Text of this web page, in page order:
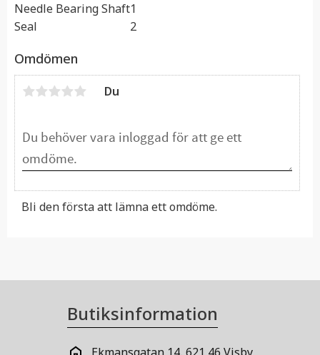
Needle Bearing Shaft1
Seal
2
Omdömen
Du
Bli den första att lämna ett omdöme.
Butiksinformation
Ekmansgatan 14, 621 46 Visby